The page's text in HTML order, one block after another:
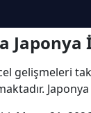
gelişmeleri